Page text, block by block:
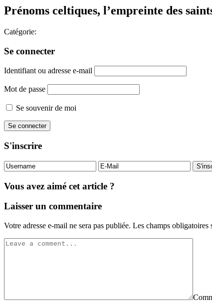
Prénoms celtiques, l’empreinte des
Catégorie:
Se connecter
Identifiant ou adresse e-mail
Mot de passe
Se souvenir de moi
S'inscrire
Vous avez aimé cet article ?
Laisser un commentaire
Votre adresse e-mail ne sera pas publiée. Les champs obligatoires